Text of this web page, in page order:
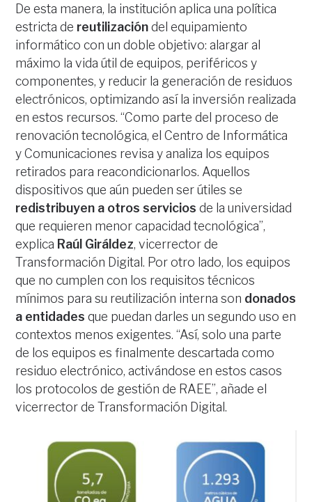
De esta manera, la institución aplica una política
estricta de reutilizacióndel equipamiento
informático con un doble objetivo: alargar al
máximo la vida útil de equipos, periféricos y
componentes, y reducir la generación de residuos
electrónicos, optimizando así la inversión realizada
en estos recursos. “Como parte del proceso de
renovación tecnológica, el Centro de Informática
y Comunicaciones revisa y analiza los equipos
retirados para reacondicionarlos. Aquellos
dispositivos que aún pueden ser útiles se
redistribuyen a otros servicios de la universidad
que requieren menor capacidad tecnológica”,
explica Raúl Giráldez, vicerrector de
Transformación Digital. Por otro lado, los equipos
que no cumplen con los requisitos técnicos
mínimos para su reutilización interna son donados
a entidades que puedan darles un segundo uso en
contextos menos exigentes. “Así, solo una parte
de los equipos es finalmente descartada como
residuo electrónico, activándose en estos casos
los protocolos de gestión de RAEE”, añade el
vicerrector de Transformación Digital.